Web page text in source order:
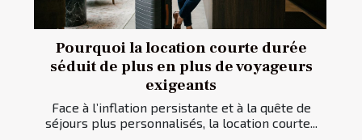
Pourquoi la location courte durée
séduit de plus en plus de voyageurs
exigeants
Face à l’inflation persistante et à la quête de
séjours plus personnalisés, la location courte...